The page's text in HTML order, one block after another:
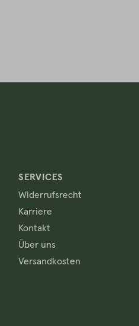
SERVICES
Widerrufsrecht
Karriere
Kontakt
Über uns
Versandkosten